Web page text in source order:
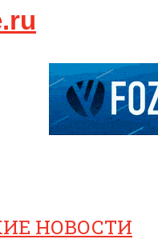
НОВОСТИ